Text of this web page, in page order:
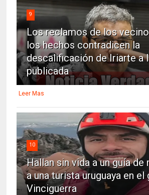
9
Los reclamos de los
los hechos contradicen la
descalificación de Iriarte a
publicada
Leer Mas
10
Hallan sin vida a un guía de
a una turista uruguaya en el
Vinciguerra